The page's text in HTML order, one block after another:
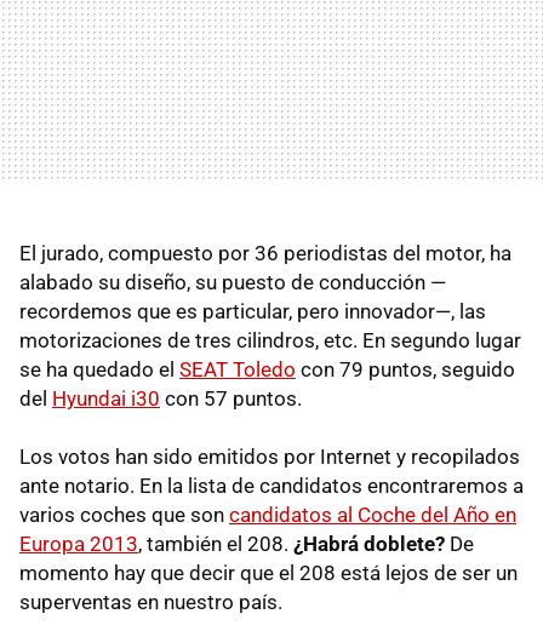
El jurado, compuesto por 36 periodistas del motor, ha
alabado su diseño, su puesto de conducción —
recordemos que es particular, pero innovador—, las
motorizaciones de tres cilindros, etc. En segundo lugar
se ha quedado el SEAT Toledo con 79 puntos, seguido
del Hyundai i30 con 57 puntos.
Los votos han sido emitidos por Internet y recopilados
ante notario. En la lista de candidatos encontraremos a
varios coches que son candidatos al Coche del Año en
Europa 2013, también el 208. ¿Habrá doblete? De
momento hay que decir que el 208 está lejos de ser un
superventas en nuestro país.